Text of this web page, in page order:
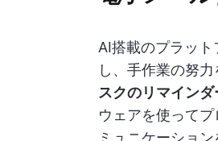
AI搭載のプラッ
し、手作業の努力
スクのリマインダ
ウェアを使って